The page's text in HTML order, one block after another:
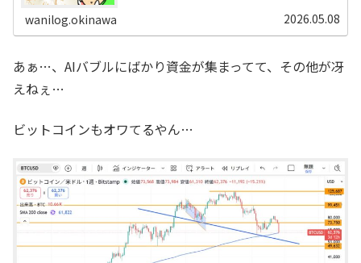
wanilog.okinawa 2026.05.08
あぁ…、AIバブルにばかり資金が集まってて、その他が冴
えねぇ…
ビットコインもオワてるやん…